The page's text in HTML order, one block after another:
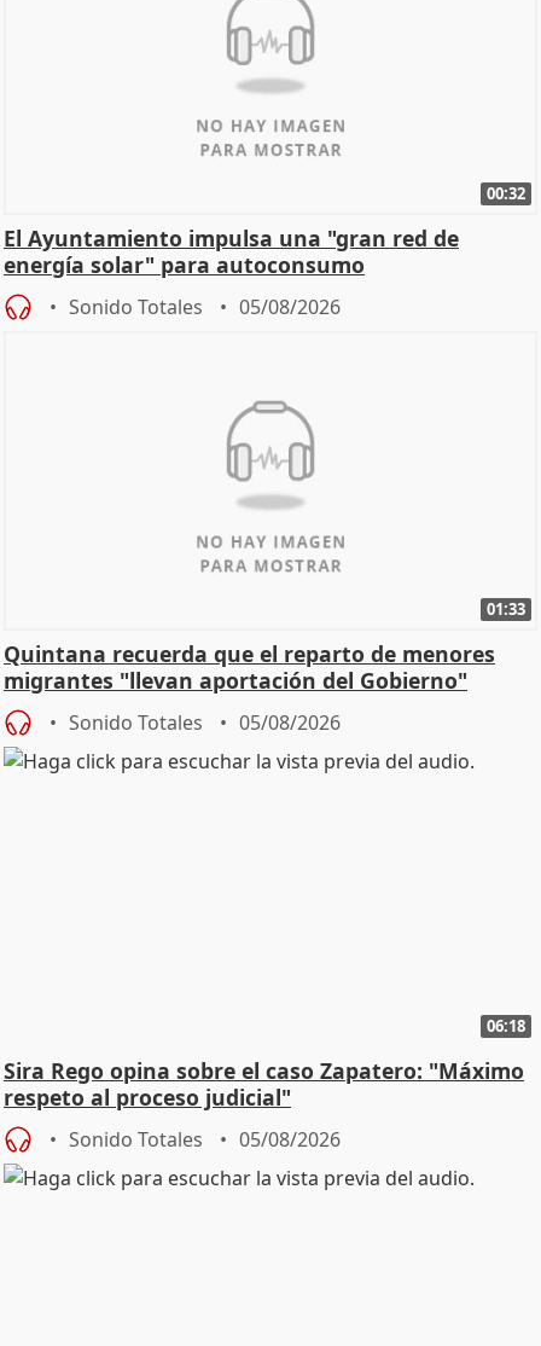
00:32
El Ayuntamiento impulsa una "gran red de
energía solar" para autoconsumo
Sonido Totales 05/08/2026
01:33
Quintana recuerda que el reparto de menores
migrantes "llevan aportación del Gobierno"
central
Sonido Totales 05/08/2026
06:18
Sira Rego opina sobre el caso Zapatero: "Máximo
respeto al proceso judicial"
Sonido Totales 05/08/2026